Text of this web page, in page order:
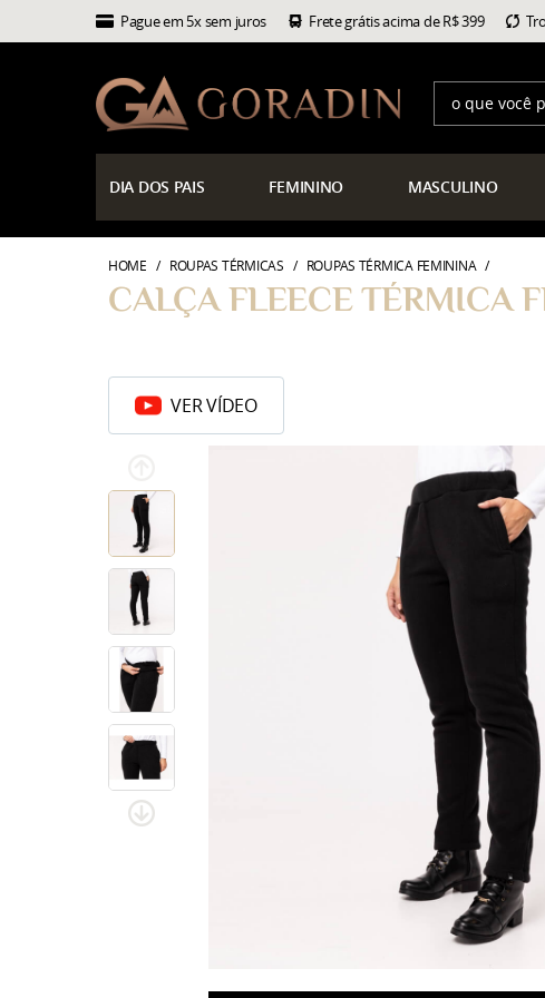
Pague em 5x sem juros Frete grátis acima de R$ 399
DIA DOS PAIS FEMININO MASCULINO
HOME ROUPAS TÉRMICAS ROUPAS TÉRMICA FEMININA
CALÇA FLEECE TÉRMICA
VER VÍDEO